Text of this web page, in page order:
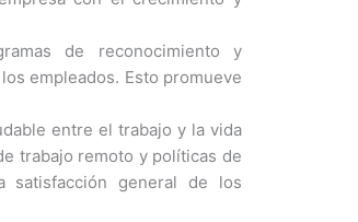
de reconocimiento y
empleados. Esto promueve
entre el trabajo y la vida
trabajo remoto y políticas de
satisfacción general de los